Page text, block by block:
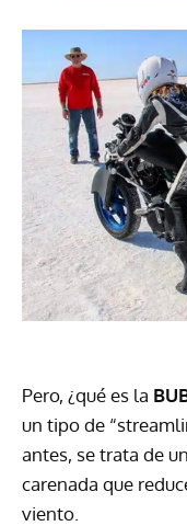
Pero, ¿qué es la
un tipo de
antes, se trata de
carenada que
viento.